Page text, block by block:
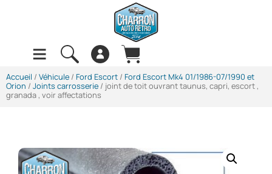
Accueil / Véhicule / Ford Escort / Ford Escort Mk4 01/1986-07/1990 et
Orion / Joints carrosserie / joint de toit ouvrant taunus, capri, escort ,
granada , voir affectations